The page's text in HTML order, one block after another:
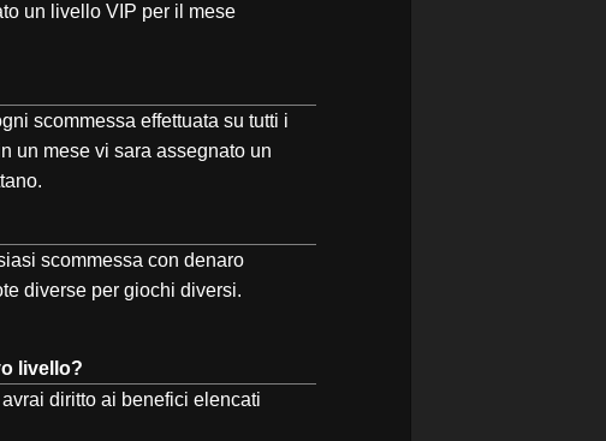
un livello VIP per il mese
scommessa effettuata su tutti i
un mese vi sara assegnato un
scommessa con denaro
diverse per giochi diversi.
livello?
diritto ai benefici elencati